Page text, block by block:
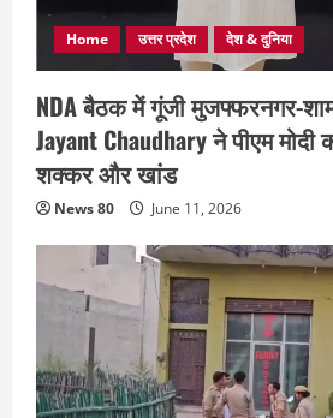
Home उत्तर प्रदेश देश & दुनिया
NDA बैठक में गूंजी मुजफ्फरनगर-
Jayant Chaudhary ने पीएम मोदी
शक्कर और खांड
News 80 June 11, 2026